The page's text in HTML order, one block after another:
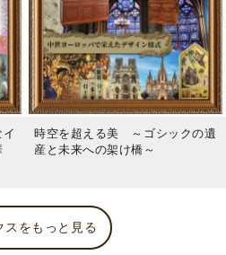
時空を超える美 ～ゴシックの遺
産と未来への架け橋～
スをもっと見る